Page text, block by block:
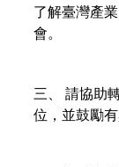
了解臺灣產
會。
三、 請協助
位，並鼓勵